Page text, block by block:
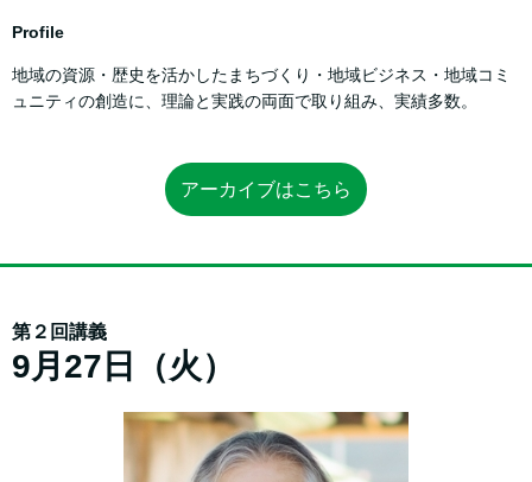
Profile
地域の資源・歴史を活かしたまちづくり・地域ビジネス・地域コミ
ュニティの創造に、理論と実践の両面で取り組み、実績多数。
アーカイブはこちら
第２回講義
9月27日（火）